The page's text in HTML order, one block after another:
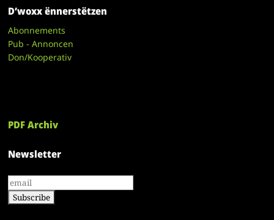
D’woxx ënnerstëtzen
Abonnements
Pub - Annoncen
Don/Kooperativ
PDF Archiv
Newsletter